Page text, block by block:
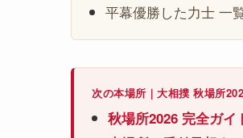
平幕優勝した力士 一
次の本場所｜大相撲 秋場所
秋場所2026 完全ガ